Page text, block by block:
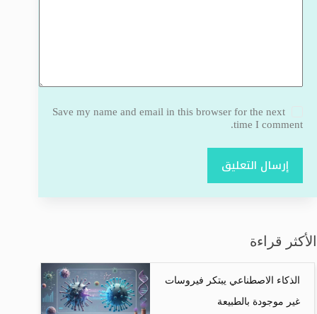
Save my name and email in this browser for the next
time I comment.
إرسال التعليق
الأكثر قراءة
الذكاء الاصطناعي يبتكر فيروسات
غير موجودة بالطبيعة